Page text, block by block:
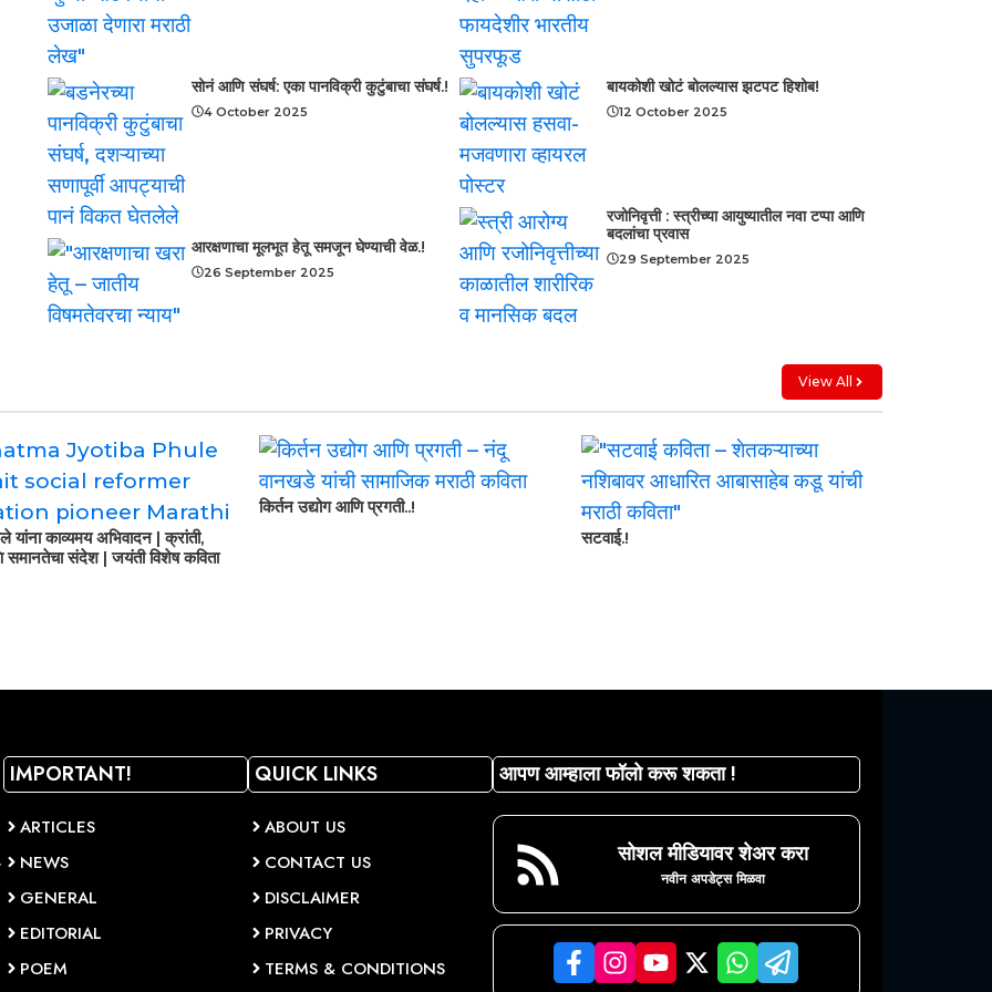
सोनं आणि संघर्ष: एका पानविक्री कुटुंबाचा संघर्ष.!
4 October 2025
आरक्षणाचा मूलभूत हेतू समजून घेण्याची वेळ.!
26 September 2025
बायकोशी खोटं बोलल्यास झटपट हिशोब!
12 October 2025
रजोनिवृत्ती : स्त्रीच्या आयुष्यातील नवा टप्पा आणि
बदलांचा प्रवास
29 September 2025
View All
यांना काव्यमय अभिवादन | क्रांती,
समानतेचा संदेश | जयंती विशेष कविता
किर्तन उद्योग आणि प्रगती..!
सटवाई.!
IMPORTANT!
ARTICLES
NEWS
GENERAL
EDITORIAL
POEM
QUICK LINKS
ABOUT US
CONTACT US
DISCLAIMER
PRIVACY
TERMS & CONDITIONS
आपण आम्हाला फॉलो करू शकता !
सोशल मीडियावर शेअर करा
नवीन अपडेट्स मिळवा